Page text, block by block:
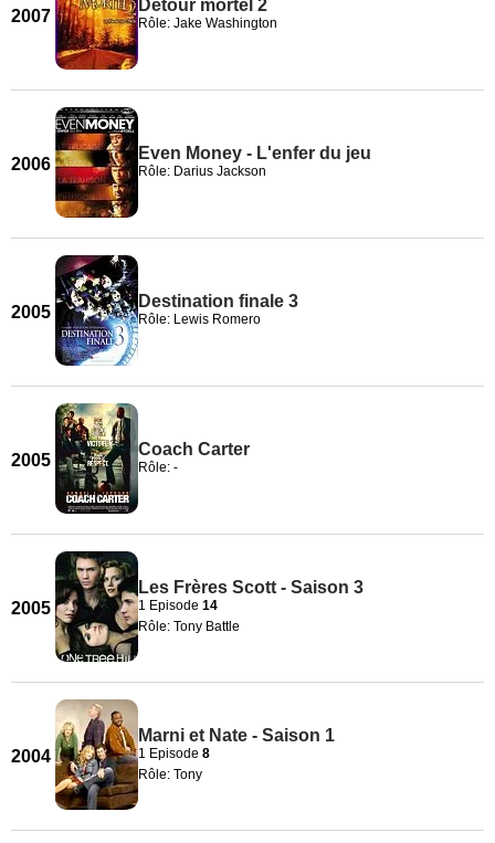
2007
Détour mortel 2
Rôle: Jake Washington
2006
Even Money - L'enfer du jeu
Rôle: Darius Jackson
2005
Destination finale 3
Rôle: Lewis Romero
2005
Coach Carter
Rôle: -
2005
Les Frères Scott - Saison 3
1 Episode 14
Rôle: Tony Battle
2004
Marni et Nate - Saison 1
1 Episode 8
Rôle: Tony